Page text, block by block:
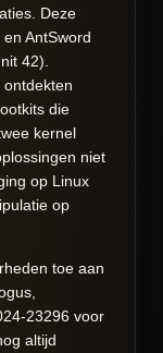
Deze
AntSword
42).
die
kernel
niet
op Linux
op
toe aan
23296 voor
altijd